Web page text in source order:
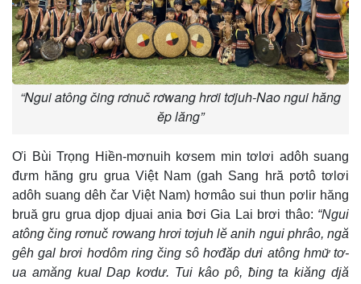
“Ngui atông čing rơnuč rơwang hrơi tơjuh-Nao ngui hăng
ĕp lăng”
Ơi Bùi Trọng Hiền-mơnuih kơsem min tơlơi adôh suang
đưm hăng gru grua Việt Nam (gah Sang hră pơtô tơlơi
adôh suang dêh čar Việt Nam) hơmâo sui thun pơlir hăng
bruă gru grua djop djuai ania ƀơi Gia Lai brơi thâo: “Ngui
atông čing rơnuč rơwang hrơi tơjuh lĕ anih ngui phrâo, ngă
gêh gal brơi hơdôm ring čing sô hơđăp dưi atông hmư̆ tơ-
ua amăng kual Dap kơdư. Tui kâo pô, ƀing ta kiăng djă